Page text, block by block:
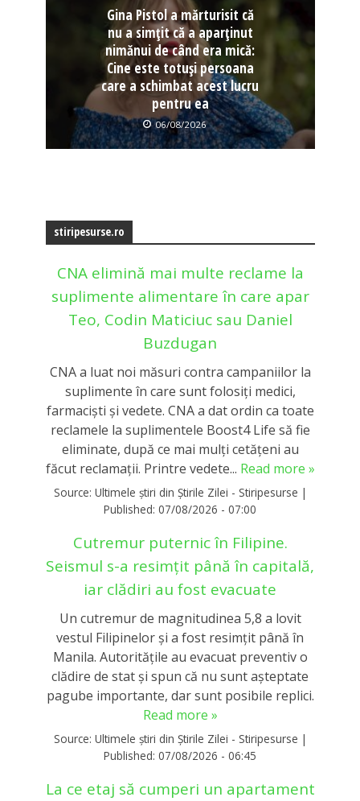
Gina Pistol a mărturisit că
nu a simțit că a aparținut
nimănui de când era mică:
Cine este totuși persoana
care a schimbat acest lucru
pentru ea
06/08/2026
stiripesurse.ro
CNA elimină mai multe reclame la
suplimente alimentare în care apar
Teo, Codin Maticiuc sau Daniel
Buzdugan
CNA a luat noi măsuri contra campaniilor la
suplimente în care sunt folosiţi medici,
farmacişti şi vedete. CNA a dat ordin ca toate
reclamele la suplimentele Boost4 Life să fie
eliminate, după ce mai mulți cetățeni au
făcut reclamații. Printre vedete... Read more »
Source: Ultimele știri din Știrile Zilei - Stiripesurse |
Published: 07/08/2026 - 07:00
Cutremur puternic în Filipine.
Seismul s-a resimțit până în capitală,
iar clădiri au fost evacuate
Un cutremur de magnitudinea 5,8 a lovit
vestul Filipinelor și a fost resimțit până în
Manila. Autoritățile au evacuat preventiv o
clădire de stat și spun că nu sunt așteptate
pagube importante, dar sunt posibile replici.
Read more »
Source: Ultimele știri din Știrile Zilei - Stiripesurse |
Published: 07/08/2026 - 06:45
La ce etaj să cumperi un apartament